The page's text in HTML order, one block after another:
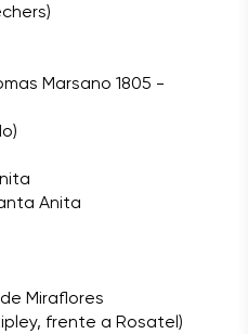
Marsano 1805 -
Anita
Miraflores
frente a Rosatel)